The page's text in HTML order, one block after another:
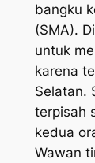
bangku
(SMA).
untuk
karena
Selatan.
terpisah
kedua
Wawan